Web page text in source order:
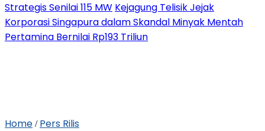
Strategis Senilai 115 MW Kejagung Telisik Jejak
Korporasi Singapura dalam Skandal Minyak Mentah
Pertamina Bernilai Rp193 Triliun
Home / Pers Rilis